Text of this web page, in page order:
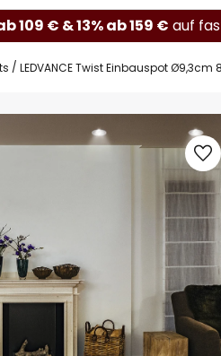
109 € & 13% ab 159 € auf
LEDVANCE Twist Einbauspot